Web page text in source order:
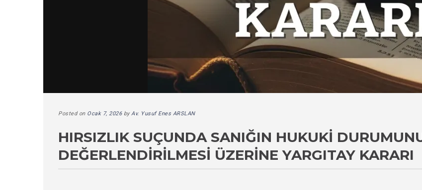
Posted on Ocak 7, 2026byAv. Yusuf Enes ARSLAN
HIRSIZLIK SUÇUNDA SANIĞIN HUKUKI
DEĞERLENDIRILMESI ÜZERINE YARGITAY KARARI